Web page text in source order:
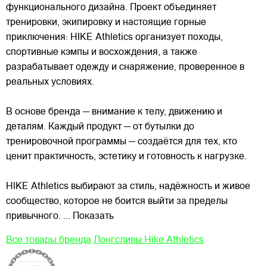
функционального дизайна. Проект объединяет
тренировки, экипировку и настоящие горные
приключения: HIKE Athletics организует походы,
спортивные кэмпы и восхождения, а также
разрабатывает одежду и снаряжение, проверенное в
реальных условиях.
В основе бренда — внимание к телу, движению и
деталям. Каждый продукт — от бутылки до
тренировочной программы — создаётся для тех, кто
ценит практичность, эстетику и готовность к нагрузке.
HIKE Athletics выбирают за стиль, надёжность и живое
сообщество, которое не боится выйти за пределы
привычного. ... Показать
Все товары бренда Лонгсливы Hike Athletics